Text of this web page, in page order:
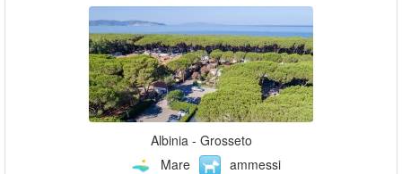
Albinia - Grosseto
Mare
ammessi